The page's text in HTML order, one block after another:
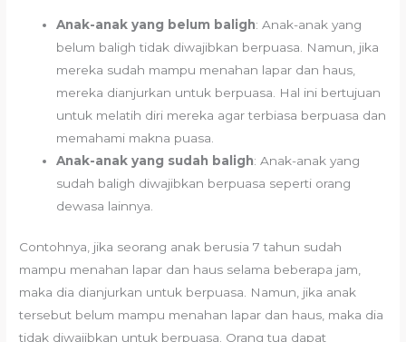
Anak-anak yang belum baligh: Anak-anak yang
belum baligh tidak diwajibkan berpuasa. Namun, jika
mereka sudah mampu menahan lapar dan haus,
mereka dianjurkan untuk berpuasa. Hal ini bertujuan
untuk melatih diri mereka agar terbiasa berpuasa dan
memahami makna puasa.
Anak-anak yang sudah baligh: Anak-anak yang
sudah baligh diwajibkan berpuasa seperti orang
dewasa lainnya.
Contohnya, jika seorang anak berusia 7 tahun sudah
mampu menahan lapar dan haus selama beberapa jam,
maka dia dianjurkan untuk berpuasa. Namun, jika anak
tersebut belum mampu menahan lapar dan haus, maka dia
tidak diwajibkan untuk berpuasa. Orang tua dapat